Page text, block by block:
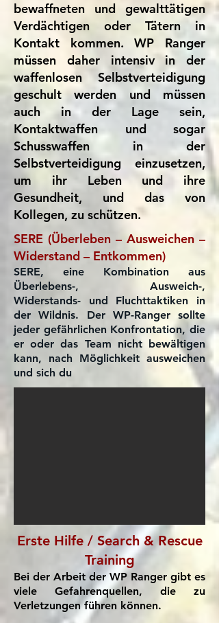
bewaffneten und gewalttätigen
Verdächtigen oder Tätern in
Kontakt kommen. WP Ranger
müssen daher intensiv in der
waffenlosen Selbstverteidigung
geschult werden und müssen
auch in der Lage sein,
Kontaktwaffen und sogar
Schusswaffen in der
Selbstverteidigung einzusetzen,
um ihr Leben und ihre
Gesundheit, und das von
Kollegen, zu schützen.
SERE (Überleben – Ausweichen –
Widerstand – Entkommen)
SERE, eine Kombination aus
Überlebens-, Ausweich-,
Widerstands- und Fluchttaktiken in
der Wildnis. Der WP-Ranger sollte
jeder gefährlichen Konfrontation, die
er oder das Team nicht bewältigen
kann, nach Möglichkeit ausweichen
und sich du
Erste Hilfe / Search & Rescue
Training
Bei der Arbeit der WP Ranger gibt es
viele Gefahrenquellen, die zu
Verletzungen führen können.